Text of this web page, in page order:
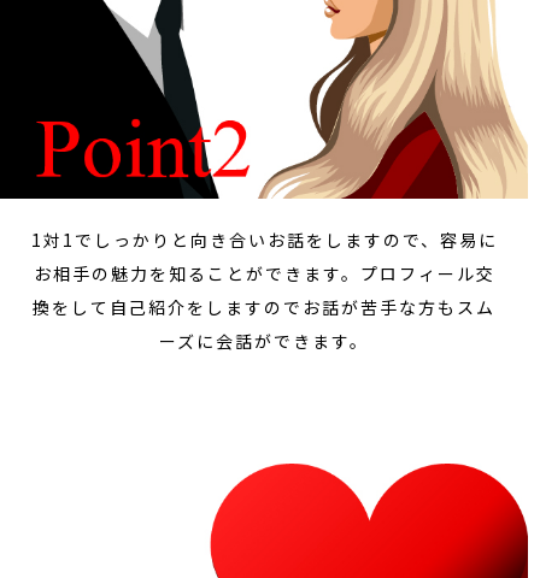
1対1でしっかりと向き合いお話をしますので、容易に
お相手の魅力を知ることができます。プロフィール交
換をして自己紹介をしますのでお話が苦手な方もスム
ーズに会話ができます。